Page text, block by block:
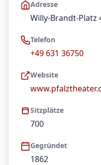
Adresse
Willy-Brandt-Platz
Telefon
+49 631 36750
Website
Sitzplätze
700
Gegründet
1862